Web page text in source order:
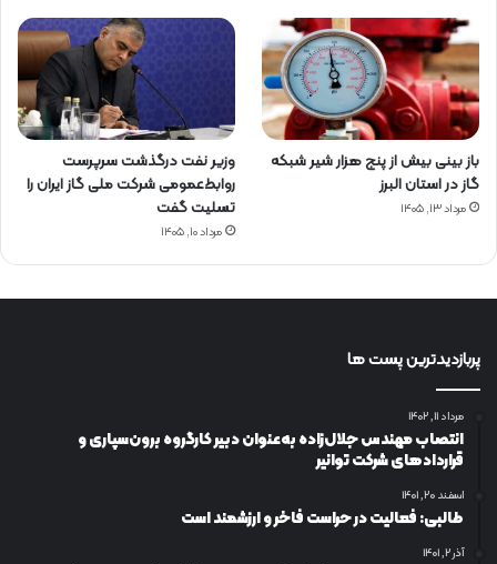
باز بینی بیش از پنج هزار شیر شبکه
گاز در استان البرز
مرداد ۱۳, ۱۴۰۵
وزیر نفت درگذشت سرپرست
روابط‌عمومی شرکت ملی گاز ایران را
تسلیت گفت
مرداد ۱۰, ۱۴۰۵
پربازدیدترین پست ها
مرداد ۱۱, ۱۴۰۲
انتصاب مهندس جلال‌زاده به‌عنوان دبیر كارگروه برون‌سپاری و
قراردادهای شركت توانیر
اسفند ۲۰, ۱۴۰۱
طالبی: فعالیت در حراست فاخر و ارزشمند است
آذر ۲, ۱۴۰۱